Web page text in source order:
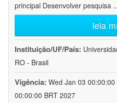
principal Desenvolver pesquisa
leia
Instituição/UF/País:
RO - Brasil
Vigência: Wed Jan 03
00:00:00 BRT 2027